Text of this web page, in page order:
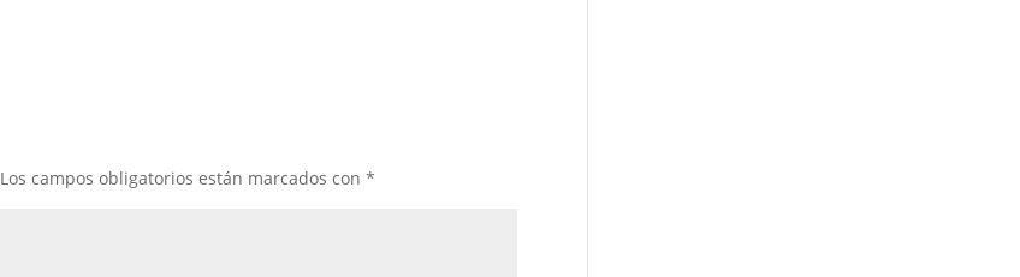
Los campos obligatorios están marcados con*